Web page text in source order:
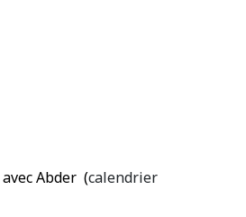
avec Abder (calendrier